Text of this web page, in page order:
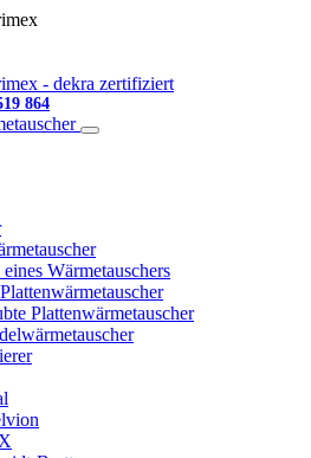
864
Wärmetauschers
Plattenwärmetauscher